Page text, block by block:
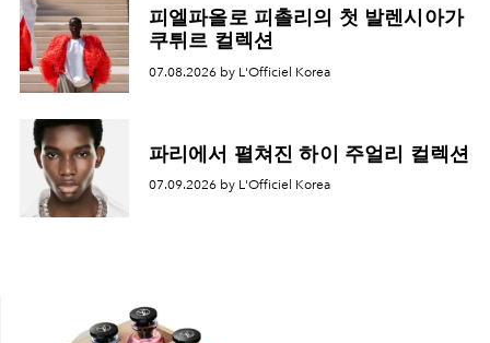
피엘파올로 피촐리의 첫 발렌시아가
쿠튀르 컬렉션
07.08.2026 by L'Officiel Korea
파리에서 펼쳐진 하이 주얼리 컬렉션
07.09.2026 by L'Officiel Korea